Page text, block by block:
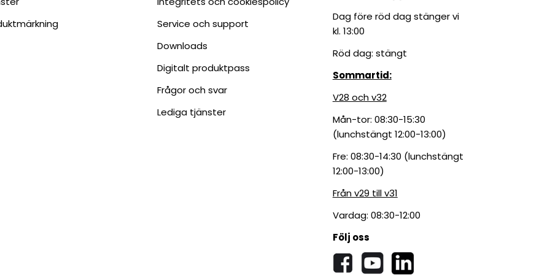
Service och support
Downloads
Digitalt produktpass
Frågor och svar
Lediga tjänster
Dag före röd dag stänger vi
kl. 13:00
Röd dag: stängt
Sommartid:
V28 och v32
Mån-tor: 08:30-15:30
(lunchstängt 12:00-13:00)
Fre: 08:30-14:30 (lunchstängt
12:00-13:00)
Från v29 till v31
Vardag: 08:30-12:00
Följ oss